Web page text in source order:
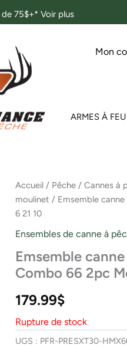
75$+* Voir plus
Mon
ARMES À FEU
Accueil / Pêche /Cannes à
moulinet / Emsemble
6 21 10
Ensembles de canne à
Emsemble
Combo 66 2pc
179.99$
Rupture de stock
UGS : PFR-PRESXT30-